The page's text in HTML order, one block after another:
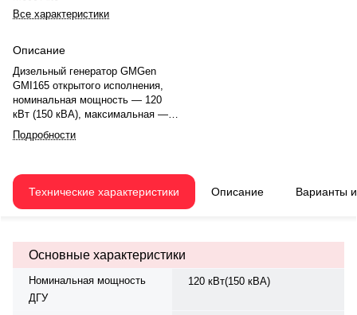
Все характеристики
Описание
Дизельный генератор GMGen
GMI165 открытого исполнения,
номинальная мощность — 120
кВт (150 кВА), максимальная —
132 кВт (180 кВА). Коэффициент
мощности — 0,8. Напряжение —
цилиндровый, с турбонаддувом и
электронным регулятором
двигателя — 1500 об/мин,
трёхфазный. Генератор Mecc
на дизельном топливе, объём
бака — 100 л, расход при 75%
Подробности
Технические характеристики Описание Варианты
Основные характеристики
Номинальная мощность
ДГУ
120 кВт(150 кВА)